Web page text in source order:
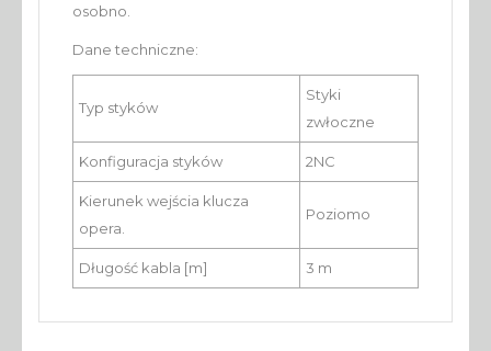
osobno.
Dane techniczne:
Typ styków
Styki
zwłoczne
Konfiguracja styków 2NC
Kierunek wejścia klucza
opera.
Poziomo
Długość kabla [m] 3 m